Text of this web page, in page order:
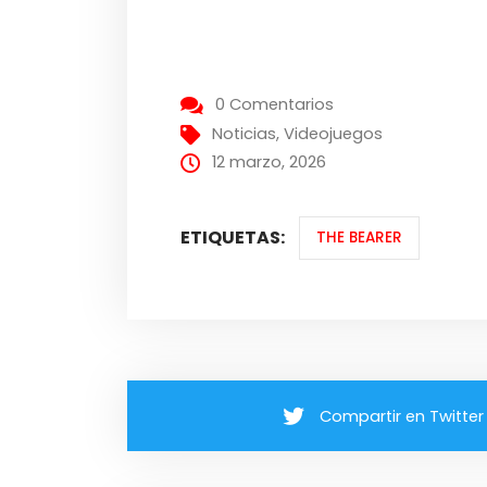
0 Comentarios
Noticias,Videojuegos
12 marzo, 2026
ETIQUETAS: THE BEARER
Compartir en Twitter